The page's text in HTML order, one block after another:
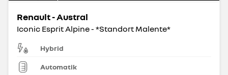
Renault - Austral
Iconic Esprit Alpine - *Standort Malente*
Hybrid
Automatik